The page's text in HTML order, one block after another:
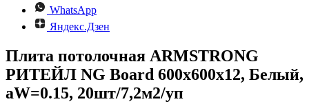
WhatsApp
Яндекс.Дзен
Плита потолочная ARMSTRONG
РИТЕЙЛ NG Board 600x600x12, Белый,
aW=0.15, 20шт/7,2м2/уп